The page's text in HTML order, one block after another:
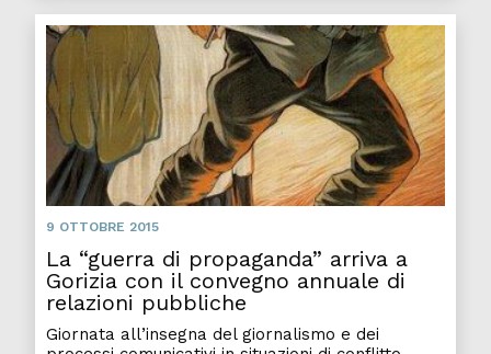
9 OTTOBRE 2015
La “guerra di propaganda” arriva a
Gorizia con il convegno annuale di
relazioni pubbliche
Giornata all’insegna del giornalismo e dei